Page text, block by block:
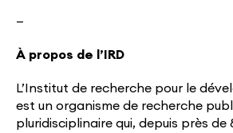
—
À propos de l’IRD
L’Institut de recherche pour le
est un organisme de recherche
pluridisciplinaire qui, depuis près de